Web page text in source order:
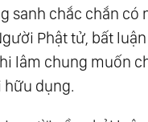
sanh chắc chắn
Phật tử, bất
lâm chung muốn
hữu dụng.